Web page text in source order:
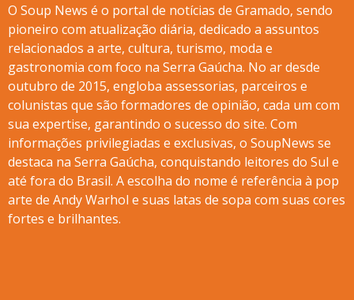
O Soup News é o portal de notícias de Gramado, sendo
pioneiro com atualização diária, dedicado a assuntos
relacionados a arte, cultura, turismo, moda e
gastronomia com foco na Serra Gaúcha. No ar desde
outubro de 2015, engloba assessorias, parceiros e
colunistas que são formadores de opinião, cada um com
sua expertise, garantindo o sucesso do site. Com
informações privilegiadas e exclusivas, o SoupNews se
destaca na Serra Gaúcha, conquistando leitores do Sul e
até fora do Brasil. A escolha do nome é referência à pop
arte de Andy Warhol e suas latas de sopa com suas cores
fortes e brilhantes.